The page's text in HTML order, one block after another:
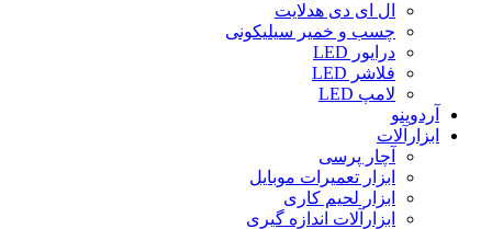
ال ای دی هدلایت
چسب و خمیر سیلیکونی
درایور LED
فلاشر LED
لامپ LED
آردوینو
ابزارآلات
آچار پرسی
ابزار تعمیرات موبایل
ابزار لحیم کاری
ابزارآلات اندازه گیری